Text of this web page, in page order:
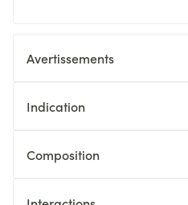
Avertissements
Indication
Composition